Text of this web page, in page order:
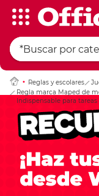
Reglas y escolares
Regla marca Maped de
Indispensable para